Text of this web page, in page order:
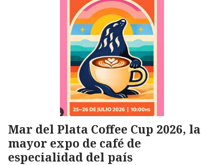
Mar del Plata Coffee Cup 2026, la
mayor expo de café de
especialidad del país